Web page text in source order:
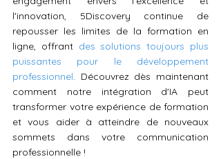
l'innovation, 5Discovery continue de
repousser les limites de la formation en
ligne, offrant des solutions toujours plus
puissantes pour le développement
professionnel. Découvrez dès maintenant
comment notre intégration d'IA peut
transformer votre expérience de formation
et vous aider à atteindre de nouveaux
sommets dans votre communication
professionnelle !